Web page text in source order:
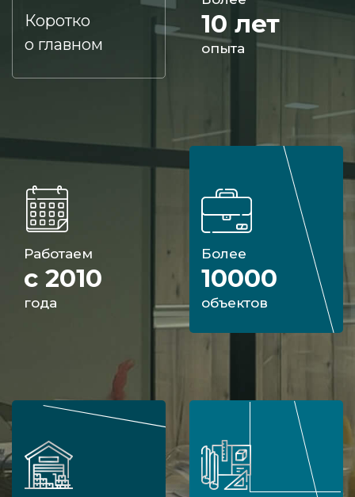
Коротко
о главном
10 лет
опыта
Работаем
с 2010
года
Более
10000
объектов